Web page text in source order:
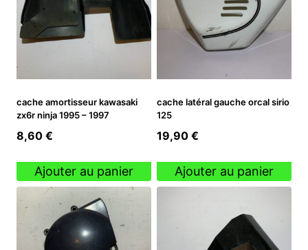
cache amortisseur kawasaki
zx6r ninja 1995 – 1997
8,60 €
Ajouter au panier
cache latéral gauche orcal sirio
125
19,90 €
Ajouter au panier